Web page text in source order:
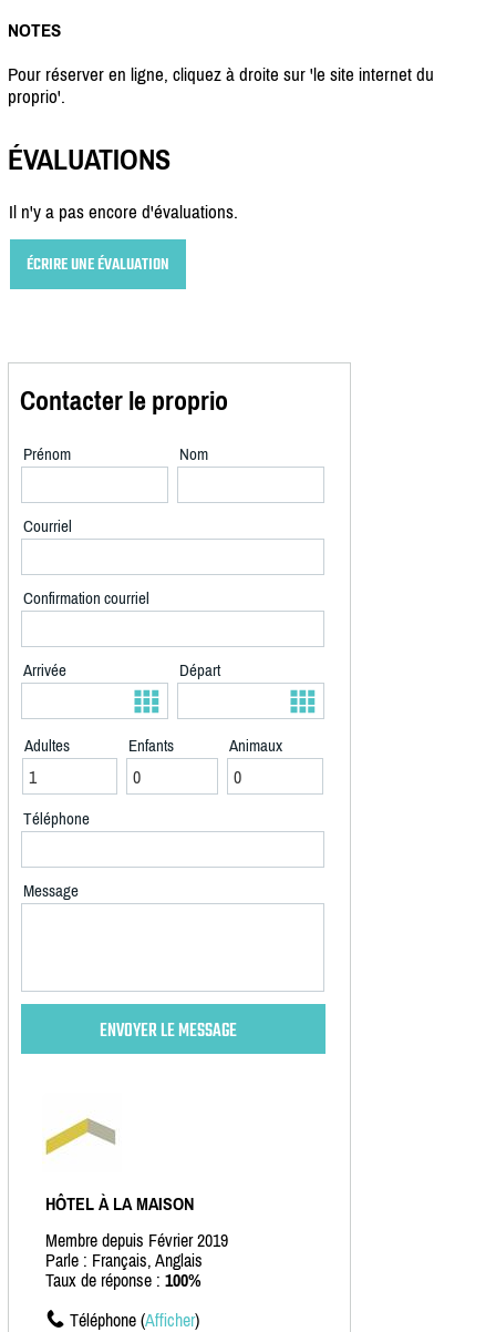
NOTES
Pour réserver en ligne, cliquez à droite sur 'le site internet du
proprio'.
ÉVALUATIONS
Il n'y a pas encore d'évaluations.
ÉCRIRE UNE ÉVALUATION
Contacter le proprio
Prénom Nom
Courriel
Confirmation courriel
Arrivée Départ
Adultes Enfants Animaux
Téléphone
Message
HÔTEL À LA MAISON
Membre depuis Février 2019
Parle : Français, Anglais
Taux de réponse : 100%
Téléphone (Afficher)